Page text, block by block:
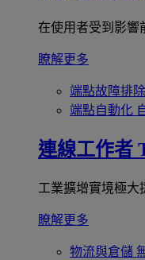
在使用者受到影響
瞭解更多
端點故障排除
端點自動化
連線工作者
工業擴增實境極大
瞭解更多
物流與倉儲